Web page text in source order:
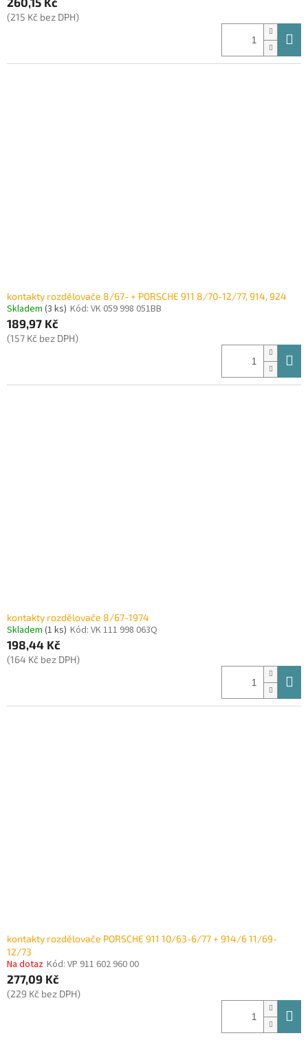
(215 Kč bez DPH)
kontakty rozdělovače 8/67- + PORSCHE 911 8/70-12/77, 914, 924
Skladem (3 ks) Kód: VK 059 998 051BB
189,97 Kč
(157 Kč bez DPH)
kontakty rozdělovače 8/67-1974
Skladem (1 ks) Kód: VK 111 998 063Q
198,44 Kč
(164 Kč bez DPH)
kontakty rozdělovače PORSCHE 911 10/63-6/77 + 914/6 11/69-
12/73
Na dotaz Kód: VP 911 602 960 00
277,09 Kč
(229 Kč bez DPH)